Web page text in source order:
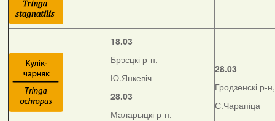
18.03
Брэсцкі р-н,
Ю.Янкевіч
28.03
Маларыцкі р-н,
28.03
Гродзенскі р-н,
С.Чарапіца